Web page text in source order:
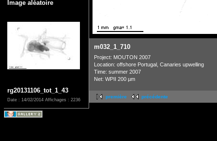
Image aléatoire
rg20131106_tot_1_43
Date : 14/02/2014 Affichages : 2236
m032_1_710
Project: MOUTON 2007
Location: offshore Portugal, Canaries upwelling
Time: summer 2007
Net: WPII 200 µm
première précédente